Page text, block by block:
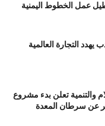
عمل الخطوط اليمنية
التجارة العالمية
والتنمية تعلن بدء مشروع
عن سرطان المعدة